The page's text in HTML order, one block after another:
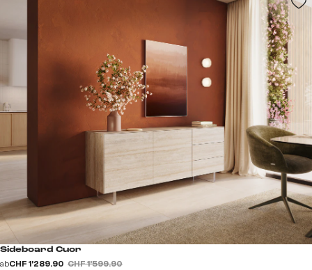
Sideboard Cuor
abCHF 1’289.90 CHF 1’599.90